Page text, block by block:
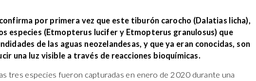
por primera vez que este tiburón carocho (Dalatias licha),
especies (Etmopterus lucifer y Etmopterus granulosus) que
de las aguas neozelandesas, y que ya eran conocidas, son
una luz visible a través de reacciones bioquímicas.
tres especies fueron capturadas en enero de 2020 durante una